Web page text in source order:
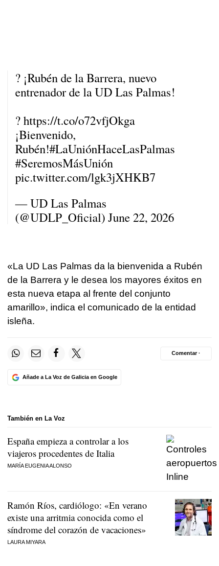
? ¡Rubén de la Barrera, nuevo
entrenador de la UD Las Palmas!
?https://t.co/o72vfjOkga
¡Bienvenido,
Rubén!#LaUniónHaceLasPalmas
#SeremosMásUnión
pic.twitter.com/lgk3jXHKB7
— UD Las Palmas
(@UDLP_Oficial) June 22, 2026
«La UD Las Palmas da la bienvenida a Rubén
de la Barrera y le desea los mayores éxitos en
esta nueva etapa al frente del conjunto
amarillo», indica el comunicado de la entidad
isleña.
Añade a La Voz de Galicia en Google
Comentar ·
También en La Voz
España empieza a controlar a los
viajeros procedentes de Italia
MARÍA EUGENIA ALONSO
Ramón Ríos, cardiólogo: «En verano
existe una arritmia conocida como el
síndrome del corazón de vacaciones»
LAURA MIYARA